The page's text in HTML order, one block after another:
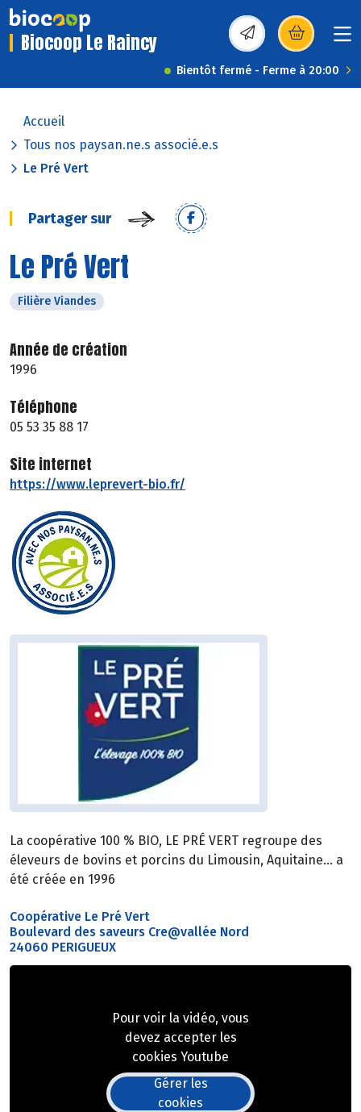
Biocoop Le Raincy (s’ouvre dans une
Bientôt fermé - Ferme à 20:00
Accueil
Tous nos paysan.ne.s associé.e.s
Le Pré Vert
Partager sur
Le Pré Vert
Filière Viandes
Année de création
1996
Téléphone
05 53 35 88 17
Site internet
https://www.leprevert-bio.fr/
La coopérative 100 % BIO, LE PRÉ VERT regroupe des
éleveurs de bovins et porcins du Limousin, Aquitaine… a
été créée en 1996
Coopérative Le Pré Vert
Boulevard des saveurs Cre@vallée Nord
24060 PERIGUEUX
Pour voir la vidéo, vous
devez accepter les
cookies Youtube
Gérer les
cookies